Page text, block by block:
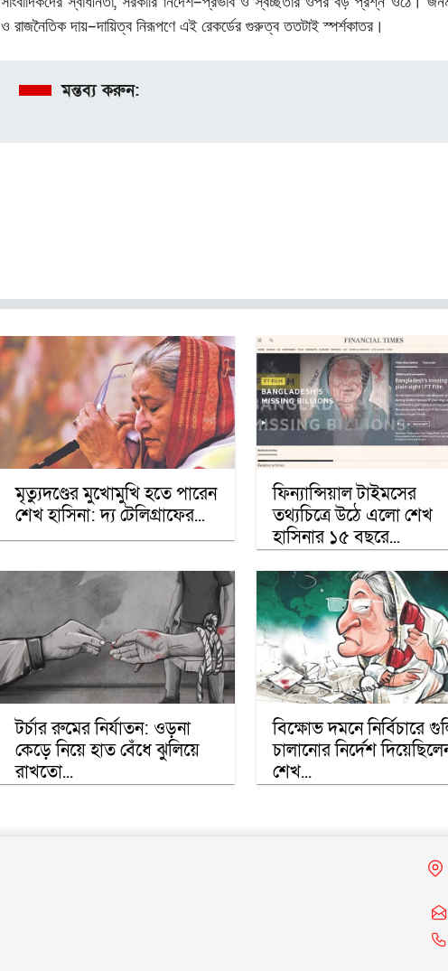
ও রাজনৈতিক দায়–দায়িত্ব নিরূপণে এই রেকর্ডের গুরুত্ব ততটাই স্পর্শকাতর।
মন্তব্য করুন:
মৃত্যুদণ্ডের মুখোমুখি হতে পারেন
শেখ হাসিনা: দ্য টেলিগ্রাফের...
ফিন্যান্সিয়াল টাইমসের
তথ্যচিত্রে উঠে এলো শেখ
হাসিনার ১৫ বছরে...
টর্চার রুমের নির্যাতন: ওড়না
কেড়ে নিয়ে হাত বেঁধে ঝুলিয়ে
রাখতো...
বিক্ষোভ দমনে নির্বিচারে
চালানোর নির্দেশ
শেখ...